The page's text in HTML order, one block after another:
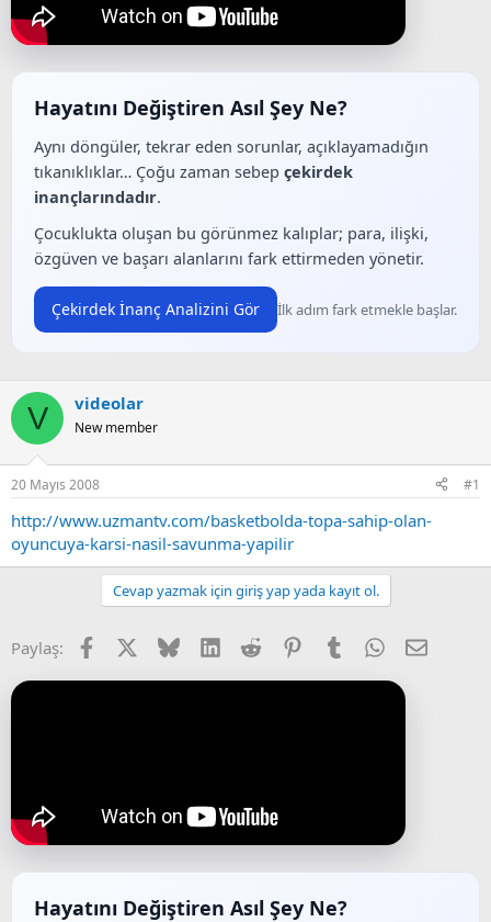
l
a
n
t
a
h
i
Hayatını Değiştiren Asıl Şey Ne?
Aynı döngüler, tekrar eden sorunlar, açıklayamadığın
tıkanıklıklar… Çoğu zaman sebep çekirdek
inançlarındadır.
Çocuklukta oluşan bu görünmez kalıplar; para, ilişki,
özgüven ve başarı alanlarını fark ettirmeden yönetir.
Çekirdek İnanç Analizini Gör İlk adım fark etmekle başlar.
V videolar
New member
20 Mayıs 2008 #1
http://www.uzmantv.com/basketbolda-topa-sahip-olan-
oyuncuya-karsi-nasil-savunma-yapilir
Cevap yazmak için giriş yap yada kayıt ol.
Paylaş: FacebookX (Twitter)
BlueskyLinkedInReddit PinterestTumblr WhatsApp
E-posta
Hayatını Değiştiren Asıl Şey Ne?